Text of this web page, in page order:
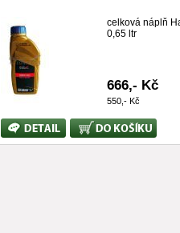
celková náplň
0,65 ltr
666,- Kč
550,- Kč
Bližší
informace
Koupit